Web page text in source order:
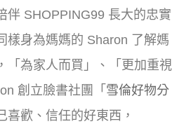
伴 SHOPPING99 長大的忠實
樣身為媽媽的 Sharon 了解媽
「為家人而買」、「更加重視
創立臉書社團「 雪倫好物分
喜歡、信任的好東西，